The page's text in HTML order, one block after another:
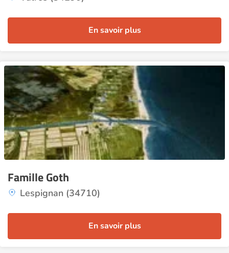
En savoir plus
Famille Goth
Lespignan (34710)
En savoir plus